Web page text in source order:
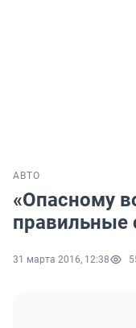
АВТО
«Опасному
правильные
31 марта 2016, 12:38